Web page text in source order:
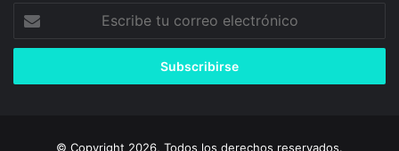
Escribe
tu
correo
© Copyright 2026, Todos los derechos reservados.